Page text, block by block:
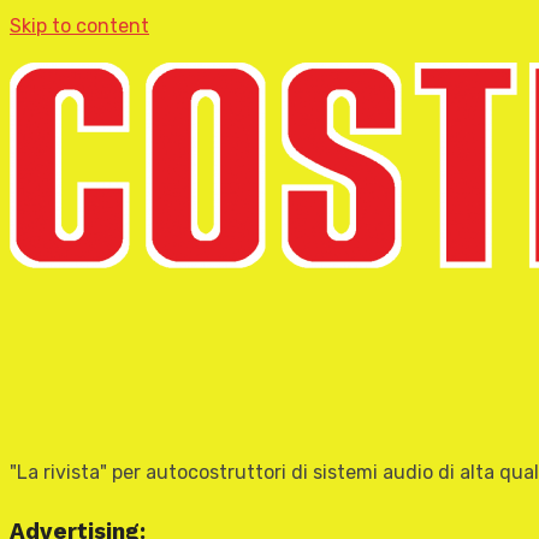
Skip to content
"La rivista" per autocostruttori di sistemi audio di alta
Advertising: